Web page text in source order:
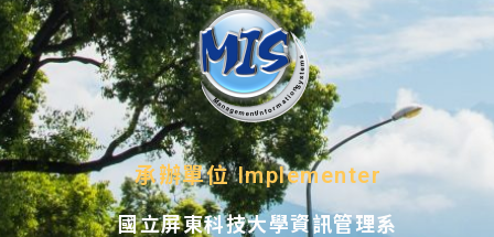
承辦單位 Implementer
國立屏東科技大學資訊管理系